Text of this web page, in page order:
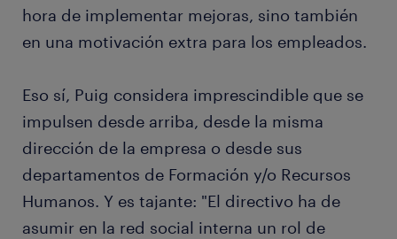
hora de implementar mejoras, sino también
en una motivación extra para los empleados.
Eso sí, Puig considera imprescindible que se
impulsen desde arriba, desde la misma
dirección de la empresa o desde sus
departamentos de Formación y/o Recursos
Humanos. Y es tajante: "El directivo ha de
asumir en la red social interna un rol de